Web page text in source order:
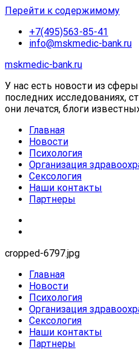
Перейти к содержимому
+7(495)563-85-41
info@mskmedic-bank.ru
mskmedic-bank.ru
У нас есть новости из
последних исследованиях,
они лечатся, блоги
Главная
Новости
Психология
Организация
Сексология
Наши контакты
Партнеры
cropped-6797.jpg
Главная
Новости
Психология
Организация
Сексология
Наши контакты
Партнеры